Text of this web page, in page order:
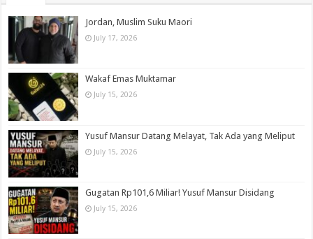
Jordan, Muslim Suku Maori
July 17, 2026
Wakaf Emas Muktamar
July 15, 2026
Yusuf Mansur Datang Melayat, Tak Ada yang Meliput
July 15, 2026
Gugatan Rp101,6 Miliar! Yusuf Mansur Disidang
July 15, 2026